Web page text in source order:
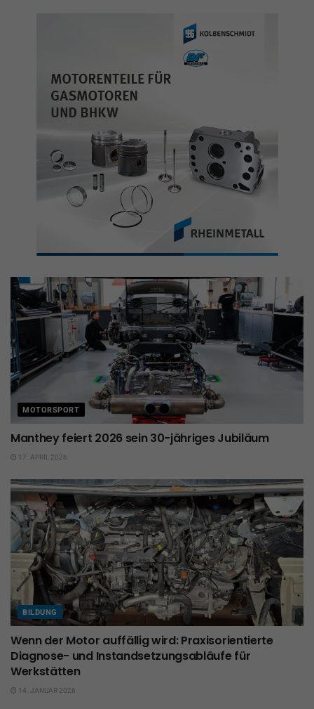
MOTORSPORT
Manthey feiert 2026 sein 30-jähriges Jubiläum
17. APRIL 2026
BILDUNG
Wenn der Motor auffällig wird: Praxisorientierte
Diagnose- und Instandsetzungsabläufe für
Werkstätten
14. JANUAR 2026